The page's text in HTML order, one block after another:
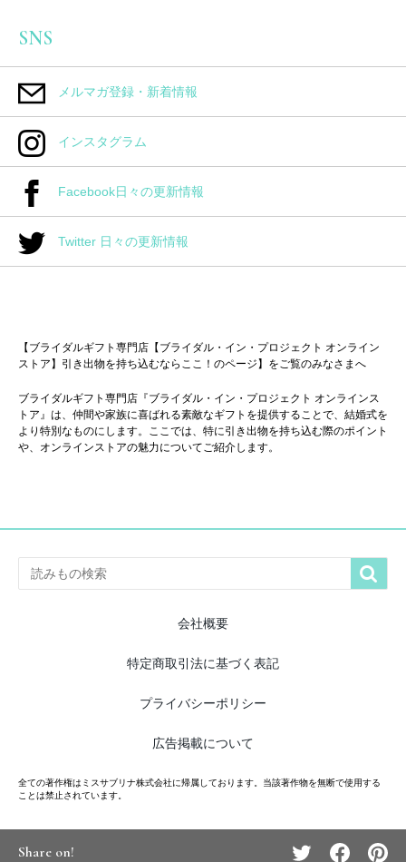
SNS
メルマガ登録・新着情報
インスタグラム
Facebook日々の更新情報
Twitter 日々の更新情報
【ブライダルギフト専門店【ブライダル・イン・プロジェクト オンライン
ストア】引き出物を持ち込むならここ！のページ】をご覧のみなさまへ
ブライダルギフト専門店『ブライダル・イン・プロジェクト オンラインス
トア』は、仲間や家族に喜ばれる素敵なギフトを提供することで、結婚式を
より特別なものにします。ここでは、特に引き出物を持ち込む際のポイント
や、オンラインストアの魅力についてご紹介します。

会社概要
特定商取引法に基づく表記
プライバシーポリシー
広告掲載について
全ての著作権はミスサブリナ株式会社に帰属しております。当該著作物を無断で使用する
ことは禁止されています。
Share on!